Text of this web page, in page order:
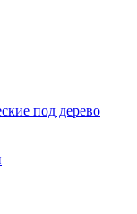
под дерево